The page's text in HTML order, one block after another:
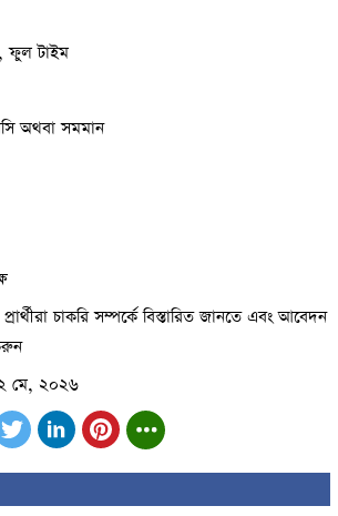
ফুল টাইম
অথবা সমমান
চাকরি সম্পর্কে বিস্তারিত জানতে এবং আবেদন
মে, ২০২৬